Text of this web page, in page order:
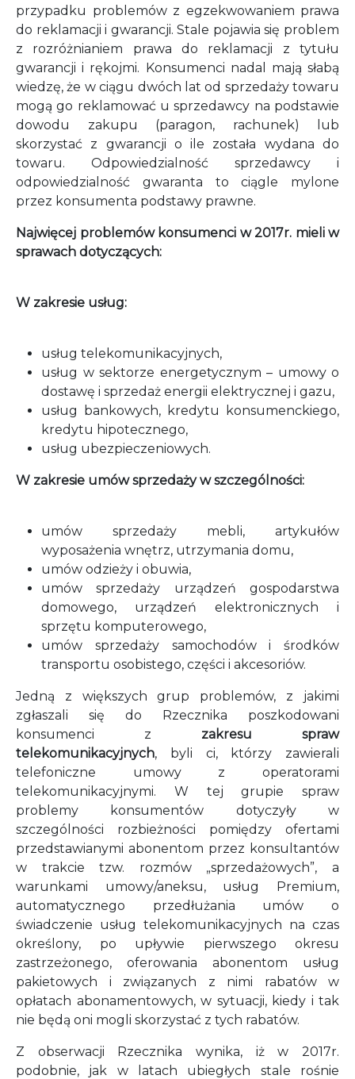
przypadku problemów z egzekwowaniem prawa
do reklamacji i gwarancji. Stale pojawia się problem
z rozróżnianiem prawa do reklamacji z tytułu
gwarancji i rękojmi. Konsumenci nadal mają słabą
wiedzę, że w ciągu dwóch lat od sprzedaży towaru
mogą go reklamować u sprzedawcy na podstawie
dowodu zakupu (paragon, rachunek) lub
skorzystać z gwarancji o ile została wydana do
towaru. Odpowiedzialność sprzedawcy i
odpowiedzialność gwaranta to ciągle mylone
przez konsumenta podstawy prawne.
Najwięcej problemów konsumenci w 2017r. mieli w
sprawach dotyczących:
W zakresie usług:
usług telekomunikacyjnych,
usług w sektorze energetycznym – umowy o
dostawę i sprzedaż energii elektrycznej i gazu,
usług bankowych, kredytu konsumenckiego,
kredytu hipotecznego,
usług ubezpieczeniowych.
W zakresie umów sprzedaży w szczególności:
umów sprzedaży mebli, artykułów
wyposażenia wnętrz, utrzymania domu,
umów odzieży i obuwia,
umów sprzedaży urządzeń gospodarstwa
domowego, urządzeń elektronicznych i
sprzętu komputerowego,
umów sprzedaży samochodów i środków
transportu osobistego, części i akcesoriów.
Jedną z większych grup problemów, z jakimi
zgłaszali się do Rzecznika poszkodowani
konsumenci z zakresu spraw
telekomunikacyjnych, byli ci, którzy zawierali
telefoniczne umowy z operatorami
telekomunikacyjnymi. W tej grupie spraw
problemy konsumentów dotyczyły w
szczególności rozbieżności pomiędzy ofertami
przedstawianymi abonentom przez konsultantów
w trakcie tzw. rozmów „sprzedażowych”, a
warunkami umowy/aneksu, usług Premium,
automatycznego przedłużania umów o
świadczenie usług telekomunikacyjnych na czas
określony, po upływie pierwszego okresu
zastrzeżonego, oferowania abonentom usług
pakietowych i związanych z nimi rabatów w
opłatach abonamentowych, w sytuacji, kiedy i tak
nie będą oni mogli skorzystać z tych rabatów.
Z obserwacji Rzecznika wynika, iż w 2017r.
podobnie, jak w latach ubiegłych stale rośnie